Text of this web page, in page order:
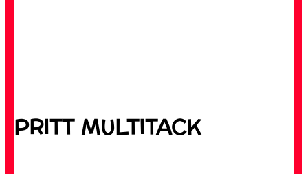
PRITT MULTITACK